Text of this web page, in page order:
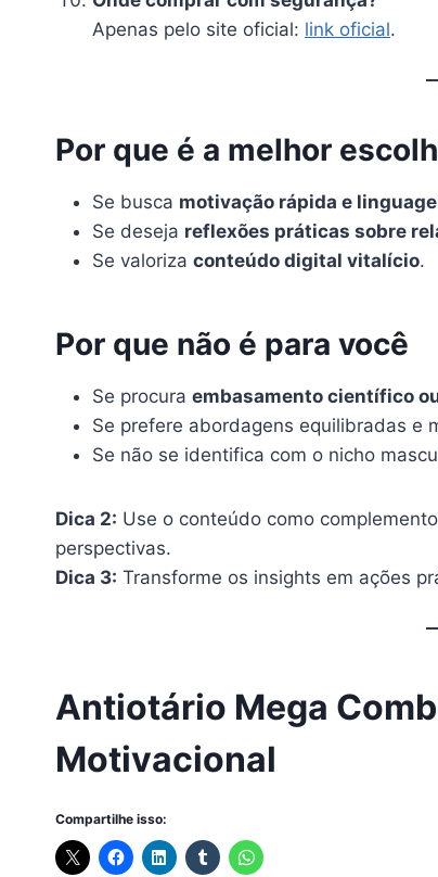
Apenas pelo site oficial: link oficial.
Por que é a melhor
Se busca motivação rápida e
Se deseja reflexões práticas sobre
Se valoriza conteúdo digital vitalício.
Por que não é para você
Se procura embasamento científico
Se prefere abordagens equilibradas e
Se não se identifica com o nicho
Dica 2: Use o conteúdo como
perspectivas.
Dica 3: Transforme os insights em ações
Antiotário Mega
Motivacional
Compartilhe isso: